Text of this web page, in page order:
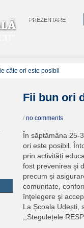
PREZENTARE
câte ori este posibil
Fii bun ori
/ no comments
În săptămâna 25-
ori este posibil.
prin activități
fost prevenirea şi
precum și
comunitate,
înţelegere şi
La Școala Udești,
,,Stegulețele